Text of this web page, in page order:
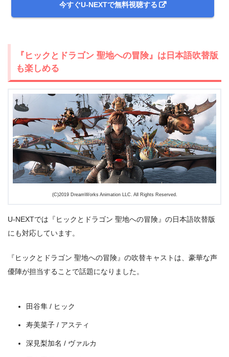
今すぐ無料でU-NEXTで見る
今すぐU-NEXTで無料視聴する
『ヒックとドラゴン 聖地への冒険』は日本語吹替版
も楽しめる
(C)2019 DreamWorks Animation LLC. All Rights Reserved.
U-NEXTでは『ヒックとドラゴン 聖地への冒険』の日本語吹替版
にも対応しています。
『ヒックとドラゴン 聖地への冒険』の吹替キャストは、豪華な声
優陣が担当することで話題になりました。
田谷隼 / ヒック
寿美菜子 / アスティ
深見梨加名 / ヴァルカ